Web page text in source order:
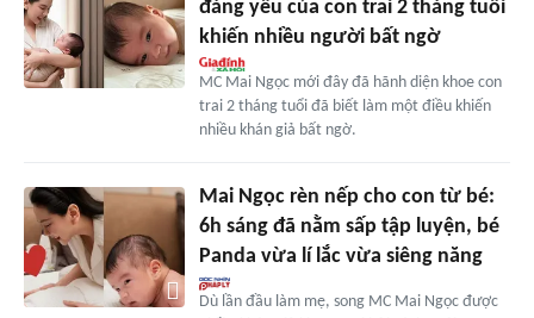
đáng yêu của con trai 2 tháng tuổi
khiến nhiều người bất ngờ
MC Mai Ngọc mới đây đã hãnh diện khoe con
trai 2 tháng tuổi đã biết làm một điều khiến
nhiều khán giả bất ngờ.
Mai Ngọc rèn nếp cho con từ bé:
6h sáng đã nằm sấp tập luyện, bé
Panda vừa lí lắc vừa siêng năng
Dù lần đầu làm mẹ, song MC Mai Ngọc được